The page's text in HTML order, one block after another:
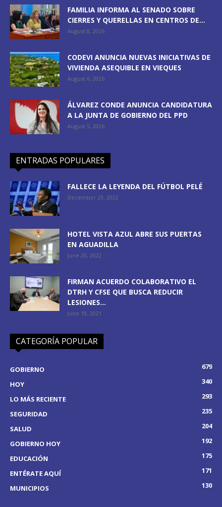
FAMILIA INFORMA AL SENADO SOBRE
CIERRES Y QUERELLAS EN CENTROS DE...
August 8, 2026
CODEVI ANUNCIA NUEVAS INICIATIVAS DE
VIVIENDA ASEQUIBLE EN VIEQUES
August 6, 2026
ÁLVAREZ CONDE ANUNCIA CANDIDATURA
A LA JUNTA DE GOBIERNO DEL PPD
August 5, 2026
ENTRADAS POPULARES
FALLECE LA LEYENDA DEL FÚTBOL PELÉ
December 29, 2022
HOTEL VISTA AZUL ABRE SUS PUERTAS
EN AGUADILLA
June 20, 2022
FIRMAN ACUERDO COLABORATIVO EL
DTRH Y CFSE QUE BUSCA REDUCIR
LESIONES...
June 18, 2021
CATEGORÍA POPULAR
GOBIERNO
679
HOY
340
LO MÁS RECIENTE
293
SEGURIDAD
235
SALUD
204
GOBIERNO HOY
192
EDUCACIÓN
175
ENTÉRATE AQUÍ
171
MUNICIPIOS
130